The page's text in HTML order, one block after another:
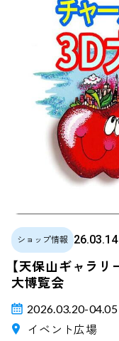
ショップ情報 26.03.14
【天保山ギャラ
大博覧会
2026.03.20-04.05
イベント広場